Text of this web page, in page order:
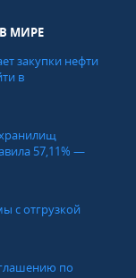
МИРЕ
закупки нефти
в
57,11% —
с отгрузкой
по